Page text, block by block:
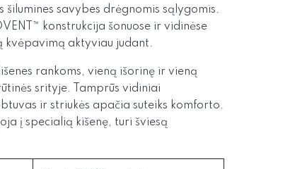
šilumines savybes drėgnomis sąlygomis.
konstrukcija šonuose ir vidinėse
kvėpavimą aktyviau judant.
rankoms, vieną išorinę ir vieną
srityje. Tamprūs vidiniai
ir striukės apačia suteiks komforto.
į specialią kišenę, turi šviesą